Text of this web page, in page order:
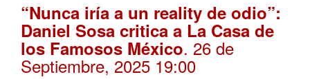
“Nunca iría a un reality de odio”:
Daniel Sosa critica a La Casa de
los Famosos México. 26 de
Septiembre, 2025 19:00